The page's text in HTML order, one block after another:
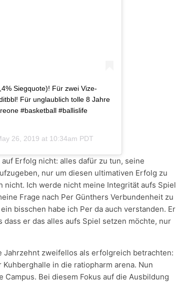
Siegquote)! Für zwei Vize-
Für unglaublich tolle 8 Jahre
#basketball #ballislife
26, 2019 at 10:34am PDT
Erfolg nicht: alles dafür zu tun, seine
nur um diesen ultimativen Erfolg zu
nicht. Ich werde nicht meine Integrität aufs Spiel
Frage nach Per Günthers Verbundenheit zu
bisschen habe ich Per da auch verstanden. Er
er das alles aufs Spiel setzen möchte, nur
zweifellos als erfolgreich betrachten:
in die ratiopharm arena. Nun
Bei diesem Fokus auf die Ausbildung